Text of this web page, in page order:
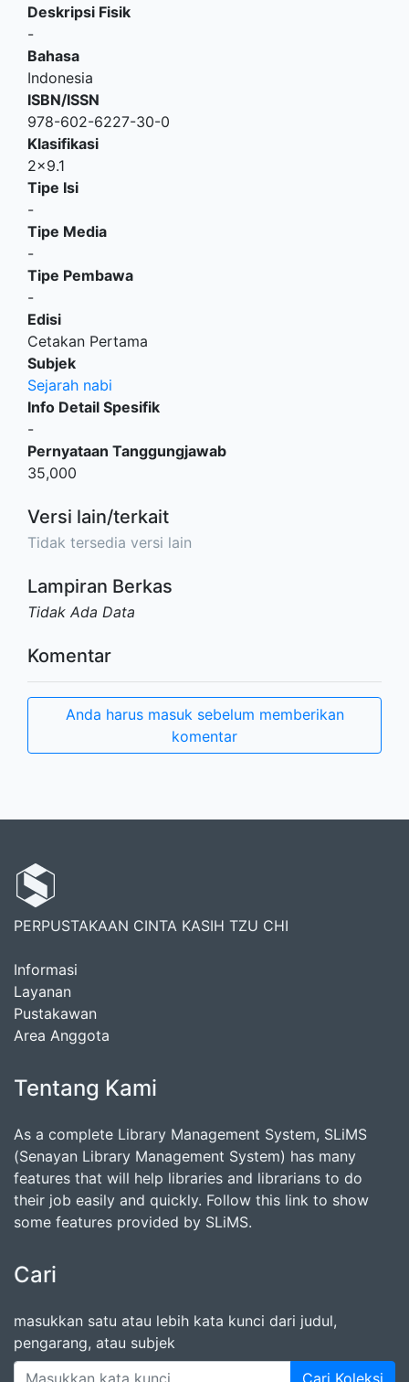
Deskripsi Fisik
-
Bahasa
Indonesia
ISBN/ISSN
978-602-6227-30-0
Klasifikasi
2x9.1
Tipe Isi
-
Tipe Media
-
Tipe Pembawa
-
Edisi
Cetakan Pertama
Subjek
Sejarah nabi
Info Detail Spesifik
-
Pernyataan Tanggungjawab
35,000
Versi lain/terkait
Tidak tersedia versi lain
Lampiran Berkas
Tidak Ada Data
Komentar
Anda harus masuk sebelum memberikan
komentar
PERPUSTAKAAN CINTA KASIH TZU CHI
Informasi
Layanan
Pustakawan
Area Anggota
Tentang Kami
As a complete Library Management System, SLiMS
(Senayan Library Management System) has many
features that will help libraries and librarians to do
their job easily and quickly. Follow this link to show
some features provided by SLiMS.
Cari
masukkan satu atau lebih kata kunci dari judul,
pengarang, atau subjek
Cari Koleksi